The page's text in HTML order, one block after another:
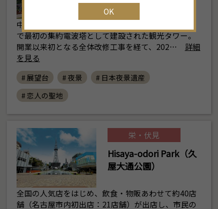
中部電力 MIRAI TOWERは昭和29（1954）年に日本
で最初の集約電波塔として建設された観光タワー。
開業以来初となる全体改修工事を経て、202…
詳細
を見る
# 展望台 # 夜景
# 日本夜景遺産
# 恋人の聖地
栄・伏見
Hisaya-odori Park（久
屋大通公園）
全国の人気店をはじめ、飲食・物販あわせて約40店
舗（名古屋市内初出店：21店舗）が出店し、市民の
OK